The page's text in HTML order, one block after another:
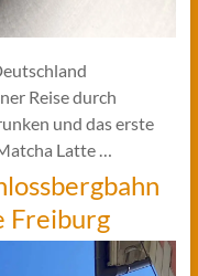
Reise durch
und das erste
Latte …
Freiburg